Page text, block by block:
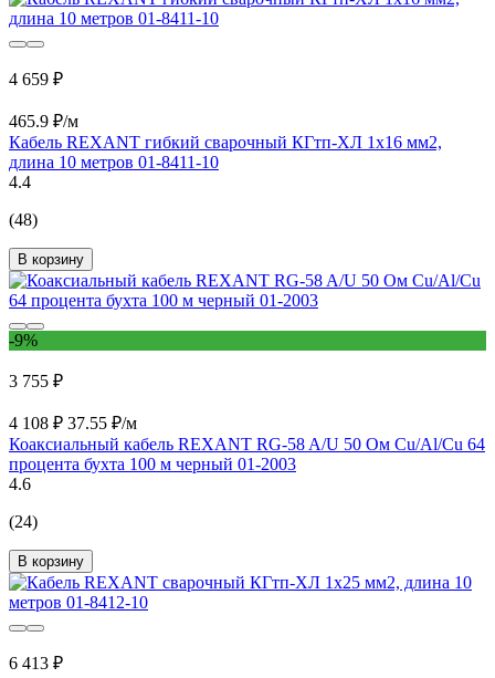
4 659 ₽
465.9 ₽/м
Кабель REXANT гибкий сварочный КГтп-ХЛ 1х16 мм2,
длина 10 метров 01-8411-10
4.4
(48)
В корзину
-9%
3 755 ₽
4 108 ₽ 37.55 ₽/м
Коаксиальный кабель REXANT RG-58 A/U 50 Ом Cu/Al/Cu 64
процента бухта 100 м черный 01-2003
4.6
(24)
В корзину
6 413 ₽